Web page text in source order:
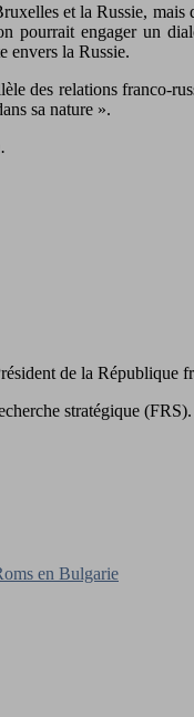
et la Russie,
pourrait engager un
envers la Russie.
des relations franco-
sa nature ».
de la République
stratégique (FRS).
en Bulgarie